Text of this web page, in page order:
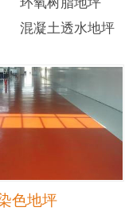
混凝土透水地坪
色地坪